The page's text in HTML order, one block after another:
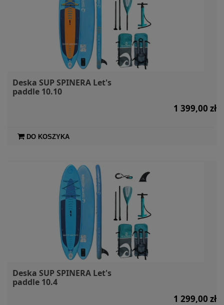
Deska SUP SPINERA Let's
paddle 10.10
1 399,00 zł
DO KOSZYKA
Deska SUP SPINERA Let's
paddle 10.4
1 299,00 zł